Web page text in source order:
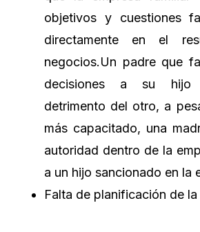
objetivos y cuestiones
directamente en el
negocios.Un padre que
decisiones a su hijo
detrimento del otro, a
más capacitado, una
autoridad dentro de la
a un hijo sancionado en la
Falta de planificación de la